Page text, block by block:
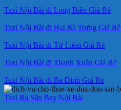
Taxi Nội Bài đi Long Biên Giá Rẻ
Taxi Nội Bài đi Hai Bà Trưng Giá Rẻ
Taxi Nội Bài đi Từ Liêm Giá Rẻ
Taxi Nội Bài đi Thanh Xuân Giá Rẻ
Taxi Nội Bài đi Ba Đình Giá Rẻ
Taxi Ra Sân Bay Nội Bài